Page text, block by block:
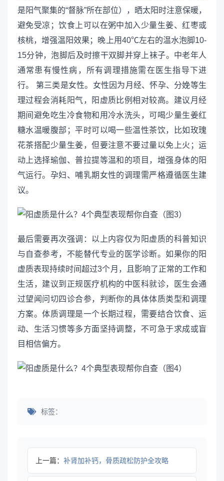
是阳气聚集的“督脉”所在部位），晒太阳时注意保暖，
避免受凉；饮食上可以在粥中加入少量生姜、红枣或
核桃，增强温阳效果；晚上用40℃左右的温水泡脚10-
15分钟，泡脚后及时擦干双脚并穿上袜子。中老年人
通常患有慢性病，所有调理措施需在医生指导下进
行。 第三类是女性。女性因为月经、怀孕、分娩等生
理过程会消耗阳气，阳虚质比例相对较高。建议月经
期间避免吃生冷食物和用冷水洗头，可喝少量生姜红
糖水温暖腹部；平时可以喝一些温性茶饮，比如玫瑰
花茶搭配少量生姜，但要注意不要过量以免上火；运
动上选择瑜伽、普拉提等温和的项目，增强身体的阳
气运行。孕妇、哺乳期女性的调理需严格遵循医生建
议。
最后需要再次强调：以上内容仅为阳虚质的科普知识
与自查参考，不能替代专业的医学诊断。如果你的阳
虚质表现持续时间超过3个月，且影响了正常的工作和
生活，建议到正规医疗机构的中医科就诊，医生会通
过望闻问切四诊合参，判断你的具体体质类型和调理
方案。体质调理是一个长期过程，需要结合饮食、运
动、生活习惯等多方面坚持调整，不可急于求成或盲
目相信偏方。
标签：
上一篇： 补肾加补钙，骨质疏松防护全攻略